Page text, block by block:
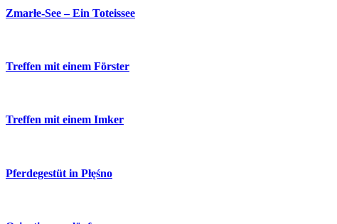
Zmarłe-See – Ein Toteissee
Treffen mit einem Förster
Treffen mit einem Imker
Pferdegestüt in Płęśno